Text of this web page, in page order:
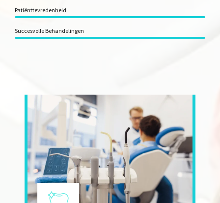
Patiënttevredenheid
Succesvolle Behandelingen